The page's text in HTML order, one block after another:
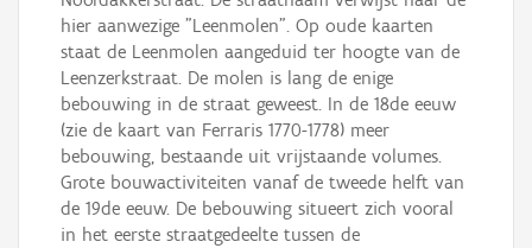
hier aanwezige "Leenmolen". Op oude kaarten
staat de Leenmolen aangeduid ter hoogte van de
Leenzerkstraat. De molen is lang de enige
bebouwing in de straat geweest. In de 18de eeuw
(zie de kaart van Ferraris 1770-1778) meer
bebouwing, bestaande uit vrijstaande volumes.
Grote bouwactiviteiten vanaf de tweede helft van
de 19de eeuw. De bebouwing situeert zich vooral
in het eerste straatgedeelte tussen de